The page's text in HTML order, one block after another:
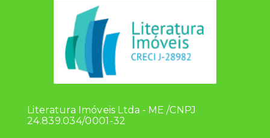
Literatura Imóveis Ltda - ME /CNPJ
24.839.034/0001-32